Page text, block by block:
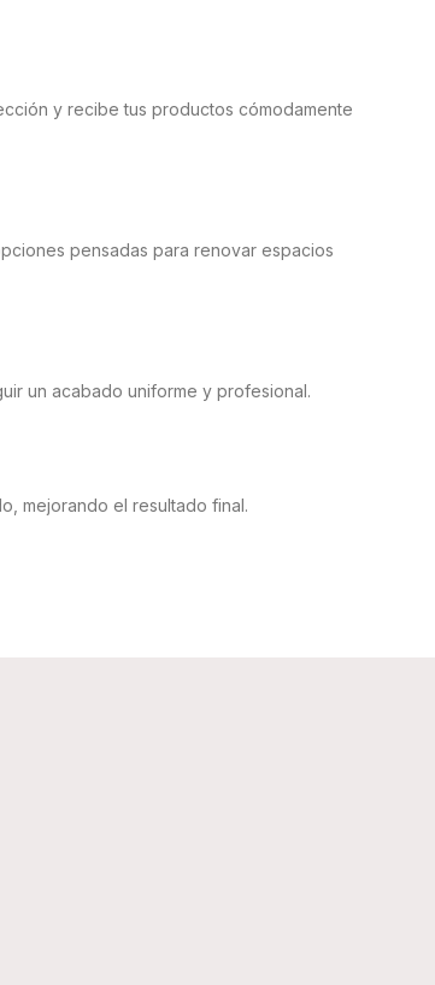
y recibe tus productos cómodamente
pensadas para renovar espacios
un acabado uniforme y profesional.
mejorando el resultado final.